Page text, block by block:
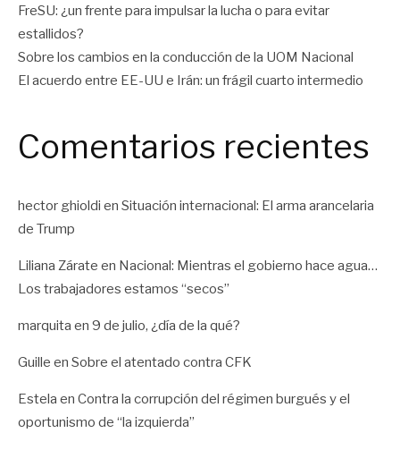
FreSU: ¿un frente para impulsar la lucha o para evitar
estallidos?
Sobre los cambios en la conducción de la UOM Nacional
El acuerdo entre EE-UU e Irán: un frágil cuarto intermedio
Comentarios recientes
hector ghioldi en Situación internacional: El arma arancelaria
de Trump
Liliana Zárate en Nacional: Mientras el gobierno hace agua…
Los trabajadores estamos “secos”
marquita en 9 de julio, ¿día de la qué?
Guille en Sobre el atentado contra CFK
Estela en Contra la corrupción del régimen burgués y el
oportunismo de “la izquierda”